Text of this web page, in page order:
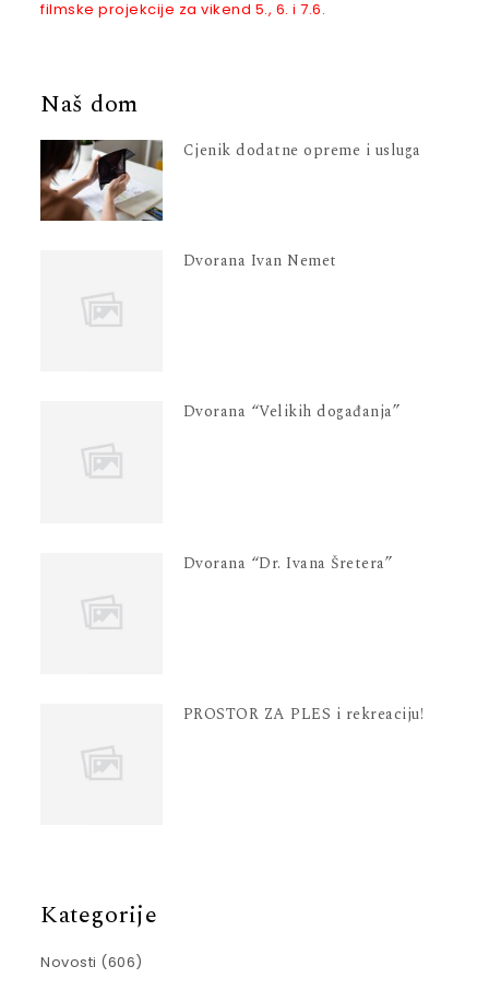
filmske projekcije za vikend 5., 6. i 7.6.
Naš dom
Cjenik dodatne opreme i usluga
Dvorana Ivan Nemet
Dvorana “Velikih događanja”
Dvorana “Dr. Ivana Šretera”
PROSTOR ZA PLES i rekreaciju!
Kategorije
Novosti (606)